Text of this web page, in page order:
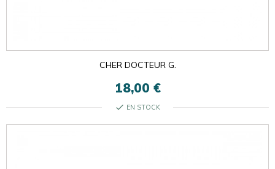
CHER DOCTEUR G.
18,00 €
check EN STOCK